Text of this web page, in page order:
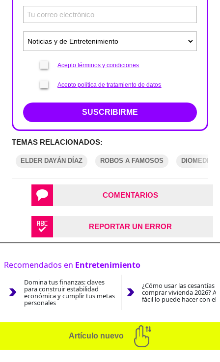
Acepto términos y condiciones
Acepto política de tratamiento de datos
SUSCRIBIRME
TEMAS RELACIONADOS:
ELDER DAYÁN DÍAZ ROBOS A FAMOSOS DIOMEDES
COMENTARIOS
REPORTAR UN ERROR
Recomendados en Entretenimiento
Domina tus finanzas: claves
para construir estabilidad
económica y cumplir tus metas
personales
¿Cómo usar las cesantías
comprar vivienda 2026?
fácil lo puede hacer con el
Artículo nuevo